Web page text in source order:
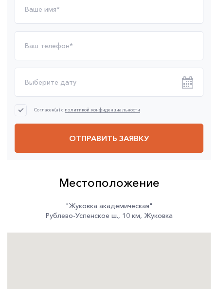
Согласен(а) с политикой конфиденциальности
ОТПРАВИТЬ ЗАЯВКУ
Местоположение
"Жуковка академическая"
Рублево-Успенское ш., 10 км, Жуковка